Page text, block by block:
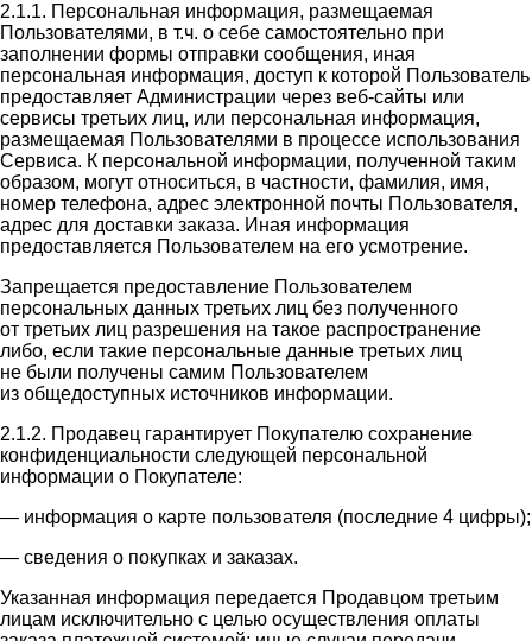
2.1.1. Персональная информация, размещаемая
Пользователями, в т.ч. о себе самостоятельно при
заполнении формы отправки сообщения, иная
персональная информация, доступ к которой Пользователь
предоставляет Администрации через веб-сайты или
сервисы третьих лиц, или персональная информация,
размещаемая Пользователями в процессе использования
Сервиса. К персональной информации, полученной таким
образом, могут относиться, в частности, фамилия, имя,
номер телефона, адрес электронной почты Пользователя,
адрес для доставки заказа. Иная информация
предоставляется Пользователем на его усмотрение.
Запрещается предоставление Пользователем
персональных данных третьих лиц без полученного
от третьих лиц разрешения на такое распространение
либо, если такие персональные данные третьих лиц
не были получены самим Пользователем
из общедоступных источников информации.
2.1.2. Продавец гарантирует Покупателю сохранение
конфиденциальности следующей персональной
информации о Покупателе:
— информация о карте пользователя (последние 4 цифры);
— сведения о покупках и заказах.
Указанная информация передается Продавцом третьим
лицам исключительно с целью осуществления оплаты